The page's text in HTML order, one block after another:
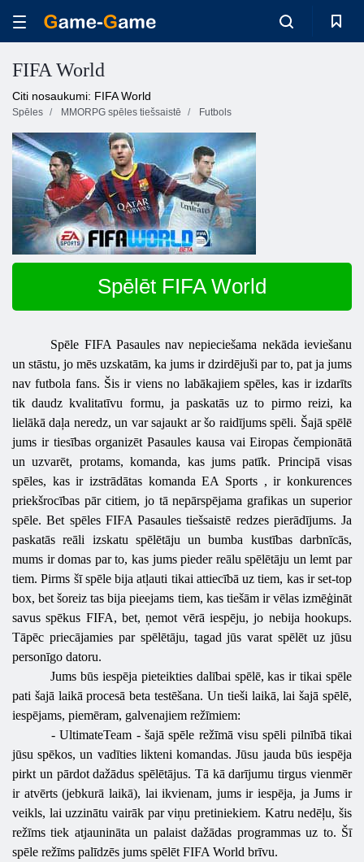
FIFA World
Citi nosaukumi: FIFA World
Spēles MMORPG spēles tiešsaistē Futbols
Spēlēt FIFA World
Spēle FIFA Pasaulesnav nepieciešama nekāda ieviešanu
un stāstu, jo mēs uzskatām, ka jums ir dzirdējuši par to, pat ja jums
nav futbola fans. Šis ir viens no labākajiem spēles, kas ir izdarīts
tik daudz kvalitatīvu formu, ja paskatās uz to pirmo reizi, ka
lielākā daļa neredz, un var sajaukt ar šo raidījums spēli. Šajā spēlē
jums ir tiesības organizēt Pasaules kausa vai Eiropas čempionātā
un uzvarēt, protams, komanda, kas jums patīk. Principā visas
spēles, kas ir izstrādātas komandaEA Sports , ir konkurences
priekšrocības pār citiem, jo ​​tā nepārspējama grafikas un superior
spēle. Bet spēles FIFA Pasaules tiešsaistē redzes pierādījums. Ja
paskatās reāli izskatu spēlētāju un bumba kustības darbnīcās,
mums ir domas par to, kas jums pieder reālu spēlētāju un lemt par
tiem. Pirms šī spēle bija atļauti tikai attiecībā uz tiem, kas ir set-top
box, bet šoreiz tas bija pieejams tiem, kas tiešām ir vēlas izmēģināt
savus spēkus FIFA, bet, ņemot vērā iespēju, jo nebija hookups.
Tāpēc priecājamies par spēlētāju, tagad jūs varat spēlēt uz jūsu
personīgo datoru.
Jums būs iespēja pieteikties dalībai spēlē, kas ir tikai spēle
pati šajā laikā procesā beta testēšana. Un tieši laikā, lai šajā spēlē,
iespējams, piemēram, galvenajiem režīmiem:
-UltimateTeam - šajā spēle režīmā visu spēli pilnībā tikai
jūsu spēkos, un vadīties likteni komandas. Jūsu jauda būs iespēja
pirkt un pārdot dažādus spēlētājus. Tā kā darījumu tirgus vienmēr
ir atvērts (jebkurā laikā), lai ikvienam, jums ir iespēja, ja Jums ir
veikls, lai uzzinātu vairāk par viņu pretiniekiem. Katru nedēļu, šis
režīms tiek atjaunināta un palaist dažādas programmas uz to. Šī
spēle režīms palīdzēs jums spēlēt FIFA World brīvu.